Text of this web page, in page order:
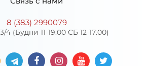
№182О Королевский опал
8 (383) 2990079
4 (Будни 11-19:00 СБ 12-17:00)